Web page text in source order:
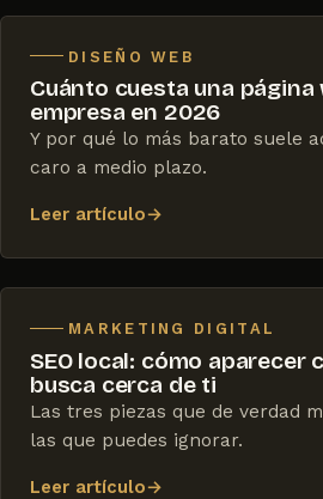
DISEÑO WEB
Cuánto cuesta una página
empresa en 2026
Y por qué lo más barato suele
caro a medio plazo.
Leer artículo→
MARKETING DIGITAL
SEO local: cómo aparecer
busca cerca de ti
Las tres piezas que de verdad
las que puedes ignorar.
Leer artículo→